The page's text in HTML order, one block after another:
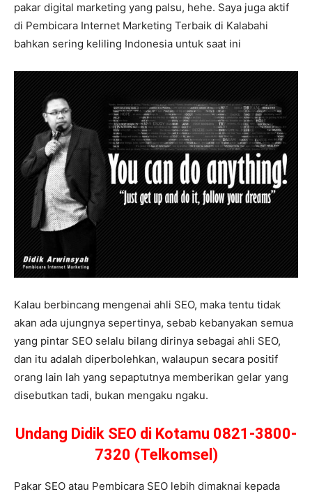
pakar digital marketing yang palsu, hehe. Saya juga aktif
di Pembicara Internet Marketing Terbaik di Kalabahi
bahkan sering keliling Indonesia untuk saat ini
Kalau berbincang mengenai ahli SEO, maka tentu tidak
akan ada ujungnya sepertinya, sebab kebanyakan semua
yang pintar SEO selalu bilang dirinya sebagai ahli SEO,
dan itu adalah diperbolehkan, walaupun secara positif
orang lain lah yang sepaptutnya memberikan gelar yang
disebutkan tadi, bukan mengaku ngaku.
Undang Didik SEO di Kotamu 0821-3800-
7320 (Telkomsel)
Pakar SEO atau Pembicara SEO lebih dimaknai kepada